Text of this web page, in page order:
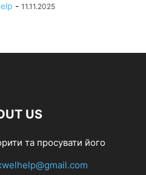
- 11.11.2025
US
та просувати його